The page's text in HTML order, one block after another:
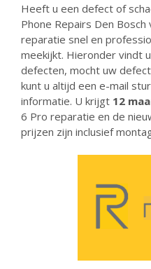
Heeft u een defect of
Phone Repairs Den
reparatie snel en
meekijkt. Hieronder vindt
defecten, mocht uw
kunt u altijd een e-mail
informatie. U krijgt 12
6 Pro reparatie en de
prijzen zijn inclusief